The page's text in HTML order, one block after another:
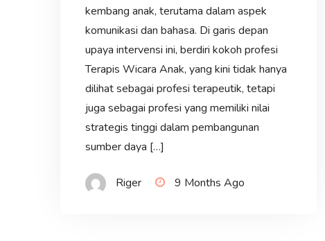
kembang anak, terutama dalam aspek
komunikasi dan bahasa. Di garis depan
upaya intervensi ini, berdiri kokoh profesi
Terapis Wicara Anak, yang kini tidak hanya
dilihat sebagai profesi terapeutik, tetapi
juga sebagai profesi yang memiliki nilai
strategis tinggi dalam pembangunan
sumber daya […]
Riger 9 Months Ago